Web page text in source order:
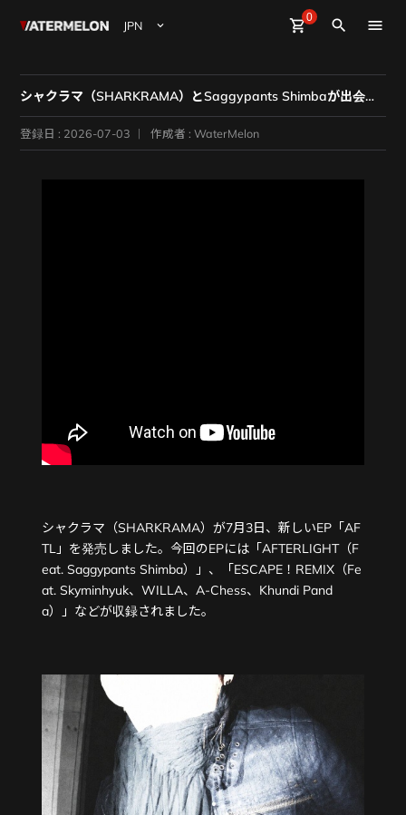
shopping_cart0
close
Watermelon Sign Up
ビート購入
ビート販売
search
シャクラマ（SHARKRAMA）とSaggypants Shimbaが出会った「AFTL」
登録日 : 2026-07-03 作成者 : WaterMelon
シャクラマ（SHARKRAMA）が7月3日、新しいEP「AF
TL」を発売しました。今回のEPには「AFTERLIGHT（F
eat. Saggypants Shimba）」、「ESCAPE！REMIX（Fe
at. Skyminhyuk、WILLA、A-Chess、Khundi Pand
a）」などが収録されました。